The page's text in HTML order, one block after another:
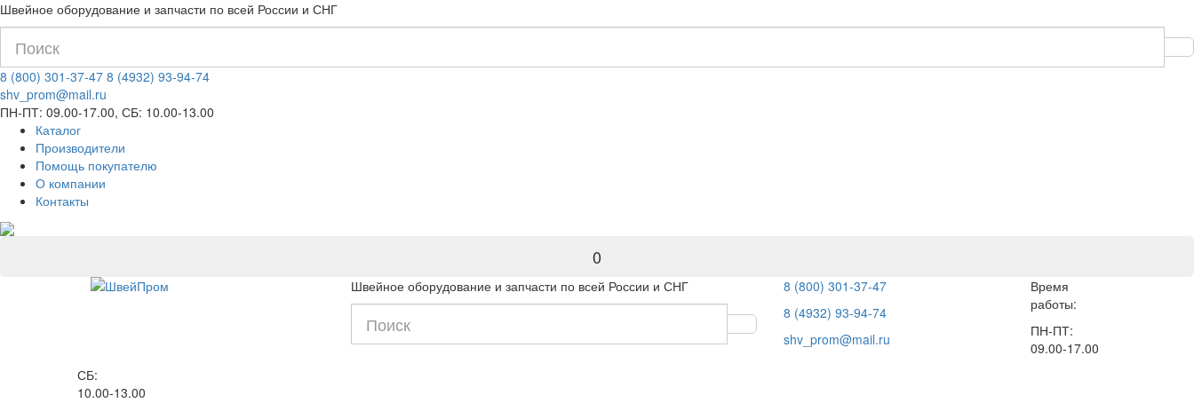
Швейное оборудование и запчасти по всей России и СНГ
8 (800) 301-37-47 8 (4932) 93-94-74
shv_prom@mail.ru
ПН-ПТ: 09.00-17.00, СБ: 10.00-13.00
Каталог
Производители
Помощь покупателю
О компании
Контакты
0
Швейное оборудование и запчасти по всей России и СНГ
8 (800) 301-37-47
8 (4932) 93-94-74
shv_prom@mail.ru
Время
работы:
ПН-ПТ:
09.00-17.00
СБ:
10.00-13.00